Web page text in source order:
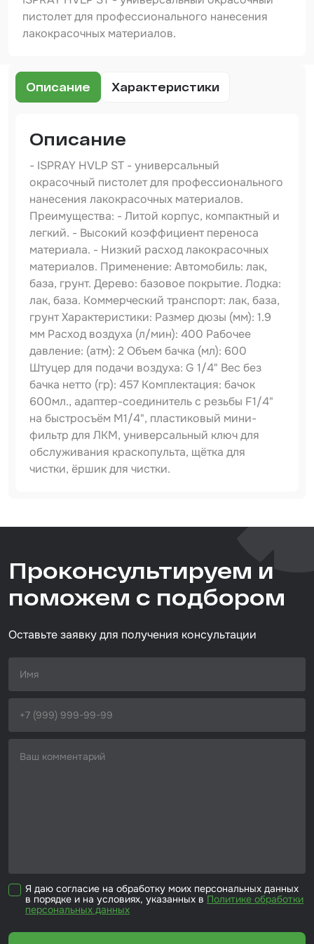
Шпатлевка
Грунты
Подложка промежуточная
Ёмкость
Клейкие листы
Крышка для ёмкости
Материалы для вклейки стекол
Набор для вклейки стёкол
Автоэмали
пистолет для профессионального нанесения
лакокрасочных материалов.
Описание Характеристики
Описание
- ISPRAY HVLP ST - универсальный
окрасочный пистолет для профессионального
нанесения лакокрасочных материалов.
Преимущества: - Литой корпус, компактный и
легкий. - Высокий коэффициент переноса
материала. - Низкий расход лакокрасочных
материалов. Применение: Автомобиль: лак,
база, грунт. Дерево: базовое покрытие. Лодка:
лак, база. Коммерческий транспорт: лак, база,
грунт Характеристики: Размер дюзы (мм): 1.9
мм Расход воздуха (л/мин): 400 Рабочее
давление: (атм): 2 Объем бачка (мл): 600
Штуцер для подачи воздуха: G 1/4" Вес без
бачка нетто (гр): 457 Комплектация: бачок
600мл., адаптер-соединитель с резьбы F1/4"
на быстросъём M1/4", пластиковый мини-
фильтр для ЛКМ, универсальный ключ для
обслуживания краскопульта, щётка для
чистки, ёршик для чистки.
краскопульт
Размер / диаметр / объём
1.9 мм
Проконсультируем и
поможем с подбором
Оставьте заявку для получения консультации
Я даю согласие на обработку моих персональных данных
в порядке и на условиях, указанных в Политике обработки
персональных данных